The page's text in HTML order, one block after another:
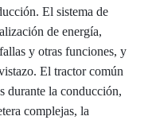
El sistema de
de energía,
y otras funciones, y
El tractor común
durante la conducción,
complejas, la